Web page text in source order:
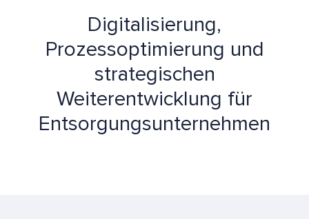
Digitalisierung,
Prozessoptimierung und
strategischen
Weiterentwicklung für
Entsorgungsunternehmen